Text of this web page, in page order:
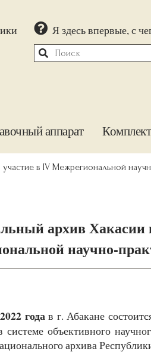
Я здесь впервые, с
аппарат
в IV Межрегиональной
архив Хакасии
научно-
годав г. Абакане
системе объективного
архива